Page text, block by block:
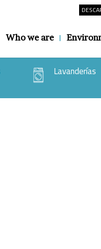
Who we are
Lavanderías